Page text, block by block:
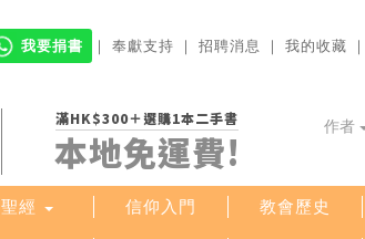
我要捐書 ｜ 奉獻支持 ｜ 招聘消息 ｜ 我的收藏 ｜
滿HK$300＋選購1本二手書
本地免運費!
作者
聖經 信仰入門 教會歷史